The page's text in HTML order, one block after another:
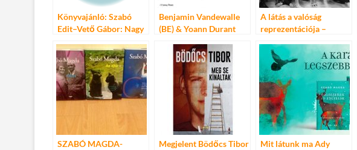
Könyvajánló: Szabó
Edit–Vető Gábor: Nagy
Benjamin Vandewalle
(BE) & Yoann Durant
Hear
A látás a valóság
reprezentációja –
Yoann Durant &
Soharóza: Hear
SZABÓ MAGDA-
Megjelent Bödőcs Tibor
Mit látunk ma Ady